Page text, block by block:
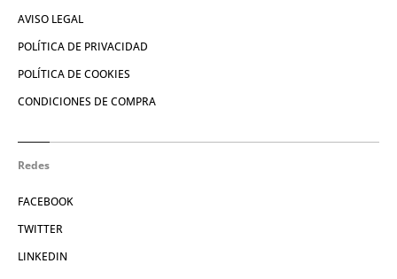
AVISO LEGAL
POLÍTICA DE PRIVACIDAD
POLÍTICA DE COOKIES
CONDICIONES DE COMPRA
Redes
FACEBOOK
TWITTER
LINKEDIN